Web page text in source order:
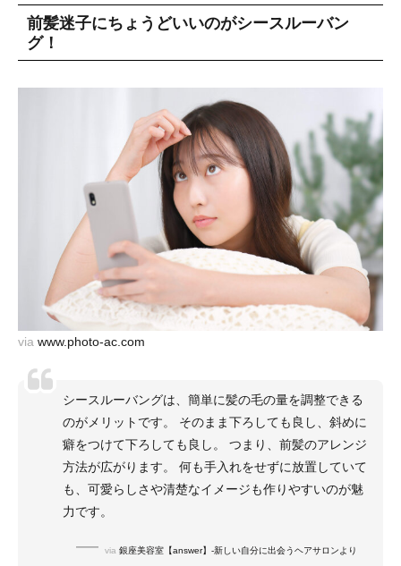
前髪迷子にちょうどいいのがシースルーバン
グ！
via www.photo-ac.com
シースルーバングは、簡単に髪の毛の量を調整できる
のがメリットです。 そのまま下ろしても良し、斜めに
癖をつけて下ろしても良し。 つまり、前髪のアレンジ
方法が広がります。 何も手入れをせずに放置していて
も、可愛らしさや清楚なイメージも作りやすいのが魅
力です。
via 銀座美容室【answer】-新しい自分に出会うヘアサロンより